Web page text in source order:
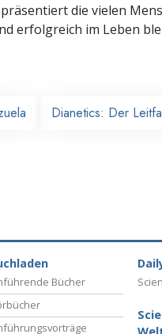
präsentiert die vielen
erfolgreich im Leben
Dianetics: Der
Bücher